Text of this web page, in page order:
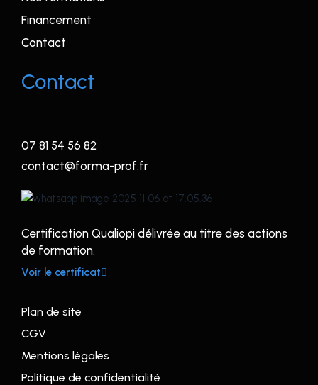
Financement
Contact
Contact
07 81 54 56 82
contact@forma-prof.fr
Certification Qualiopi délivrée au titre des actions
de formation.
Voir le certificat
Plan de site
CGV
Mentions légales
Politique de confidentialité